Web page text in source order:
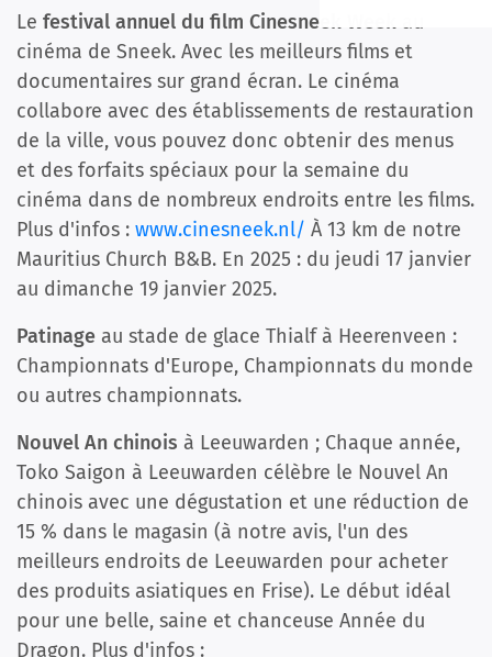
Le festival annuel du film Cinesneek Week au
cinéma de Sneek. Avec les meilleurs films et
documentaires sur grand écran. Le cinéma
collabore avec des établissements de restauration
de la ville, vous pouvez donc obtenir des menus
et des forfaits spéciaux pour la semaine du
cinéma dans de nombreux endroits entre les films.
Plus d'infos : www.cinesneek.nl/ À 13 km de notre
Mauritius Church B&B. En 2025 : du jeudi 17 janvier
au dimanche 19 janvier 2025.
Patinage au stade de glace Thialf à Heerenveen :
Championnats d'Europe, Championnats du monde
ou autres championnats.
Nouvel An chinois à Leeuwarden ; Chaque année,
Toko Saigon à Leeuwarden célèbre le Nouvel An
chinois avec une dégustation et une réduction de
15 % dans le magasin (à notre avis, l'un des
meilleurs endroits de Leeuwarden pour acheter
des produits asiatiques en Frise). Le début idéal
pour une belle, saine et chanceuse Année du
Dragon. Plus d'infos :